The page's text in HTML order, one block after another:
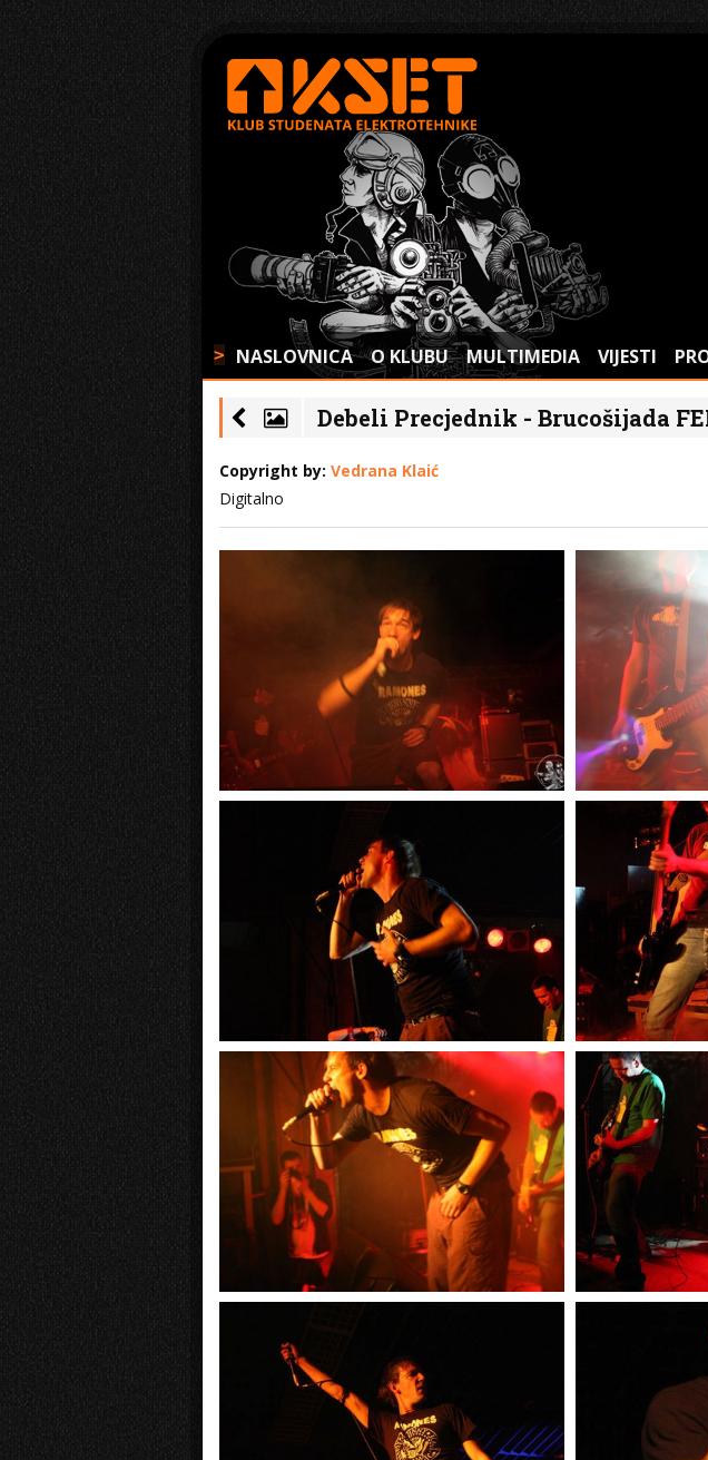
> NASLOVNICA O KLUBU MULTIMEDIA VIJESTI
Debeli Precjednik - Brucošijada
Copyright by: Vedrana Klaić
Digitalno